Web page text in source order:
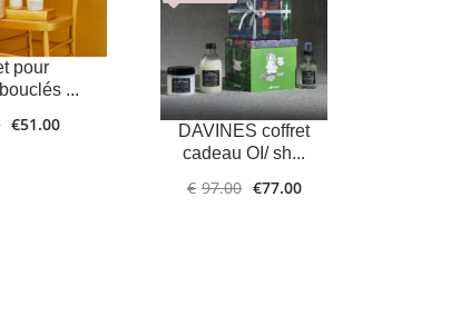
pour
...
€51.00
DAVINES coffret
cadeau OI/ sh...
€ 97.00 €77.00